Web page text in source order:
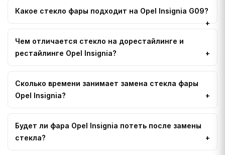
Какое стекло фары подходит на Opel Insignia G09?
Чем отличается стекло на дорестайлинге и
рестайлинге Opel Insignia?
Сколько времени занимает замена стекла фары
Opel Insignia?
Будет ли фара Opel Insignia потеть после замены
стекла?